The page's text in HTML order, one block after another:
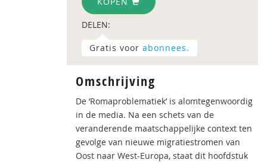
DELEN:
Gratis voor abonnees.
Omschrijving
De ‘Romaproblematiek’ is alomtegenwoordig
in de media. Na een schets van de
veranderende maatschappelijke context ten
gevolge van nieuwe migratiestromen van
Oost naar West-Europa, staat dit hoofdstuk